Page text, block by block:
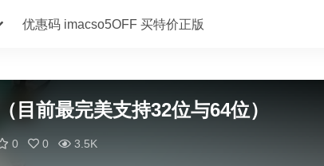
优惠码 imacso5OFF 买特价正版
前最完美支持32位与64位）
0 0 3.5K